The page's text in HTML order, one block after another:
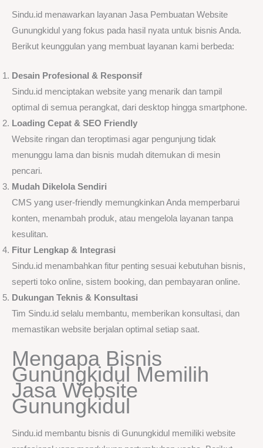
Sindu.id menawarkan layanan Jasa Pembuatan Website
Gunungkidul yang fokus pada hasil nyata untuk bisnis Anda.
Berikut keunggulan yang membuat layanan kami berbeda:
Desain Profesional & Responsif
Sindu.id menciptakan website yang menarik dan tampil
optimal di semua perangkat, dari desktop hingga smartphone.
Loading Cepat & SEO Friendly
Website ringan dan teroptimasi agar pengunjung tidak
menunggu lama dan bisnis mudah ditemukan di mesin
pencari.
Mudah Dikelola Sendiri
CMS yang user-friendly memungkinkan Anda memperbarui
konten, menambah produk, atau mengelola layanan tanpa
kesulitan.
Fitur Lengkap & Integrasi
Sindu.id menambahkan fitur penting sesuai kebutuhan bisnis,
seperti toko online, sistem booking, dan pembayaran online.
Dukungan Teknis & Konsultasi
Tim Sindu.id selalu membantu, memberikan konsultasi, dan
memastikan website berjalan optimal setiap saat.
Mengapa Bisnis
Gunungkidul Memilih
Jasa Website
Gunungkidul
Sindu.id membantu bisnis di Gunungkidul memiliki website